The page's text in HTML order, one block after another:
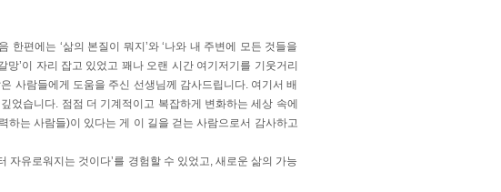
편에는 ‘삶의 본질이 뭐지’와 ‘나와 내 주변에 모든 것들을
’이 자리 잡고 있었고 꽤나 오랜 시간 여기저기를 기웃거리
사람들에게 도움을 주신 선생님께 감사드립니다. 여기서 배
었습니다. 점점 더 기계적이고 복잡하게 변화하는 세상 속에
하는 사람들)이 있다는 게 이 길을 걷는 사람으로서 감사하고
자유로워지는 것이다’를 경험할 수 있었고, 새로운 삶의 가능